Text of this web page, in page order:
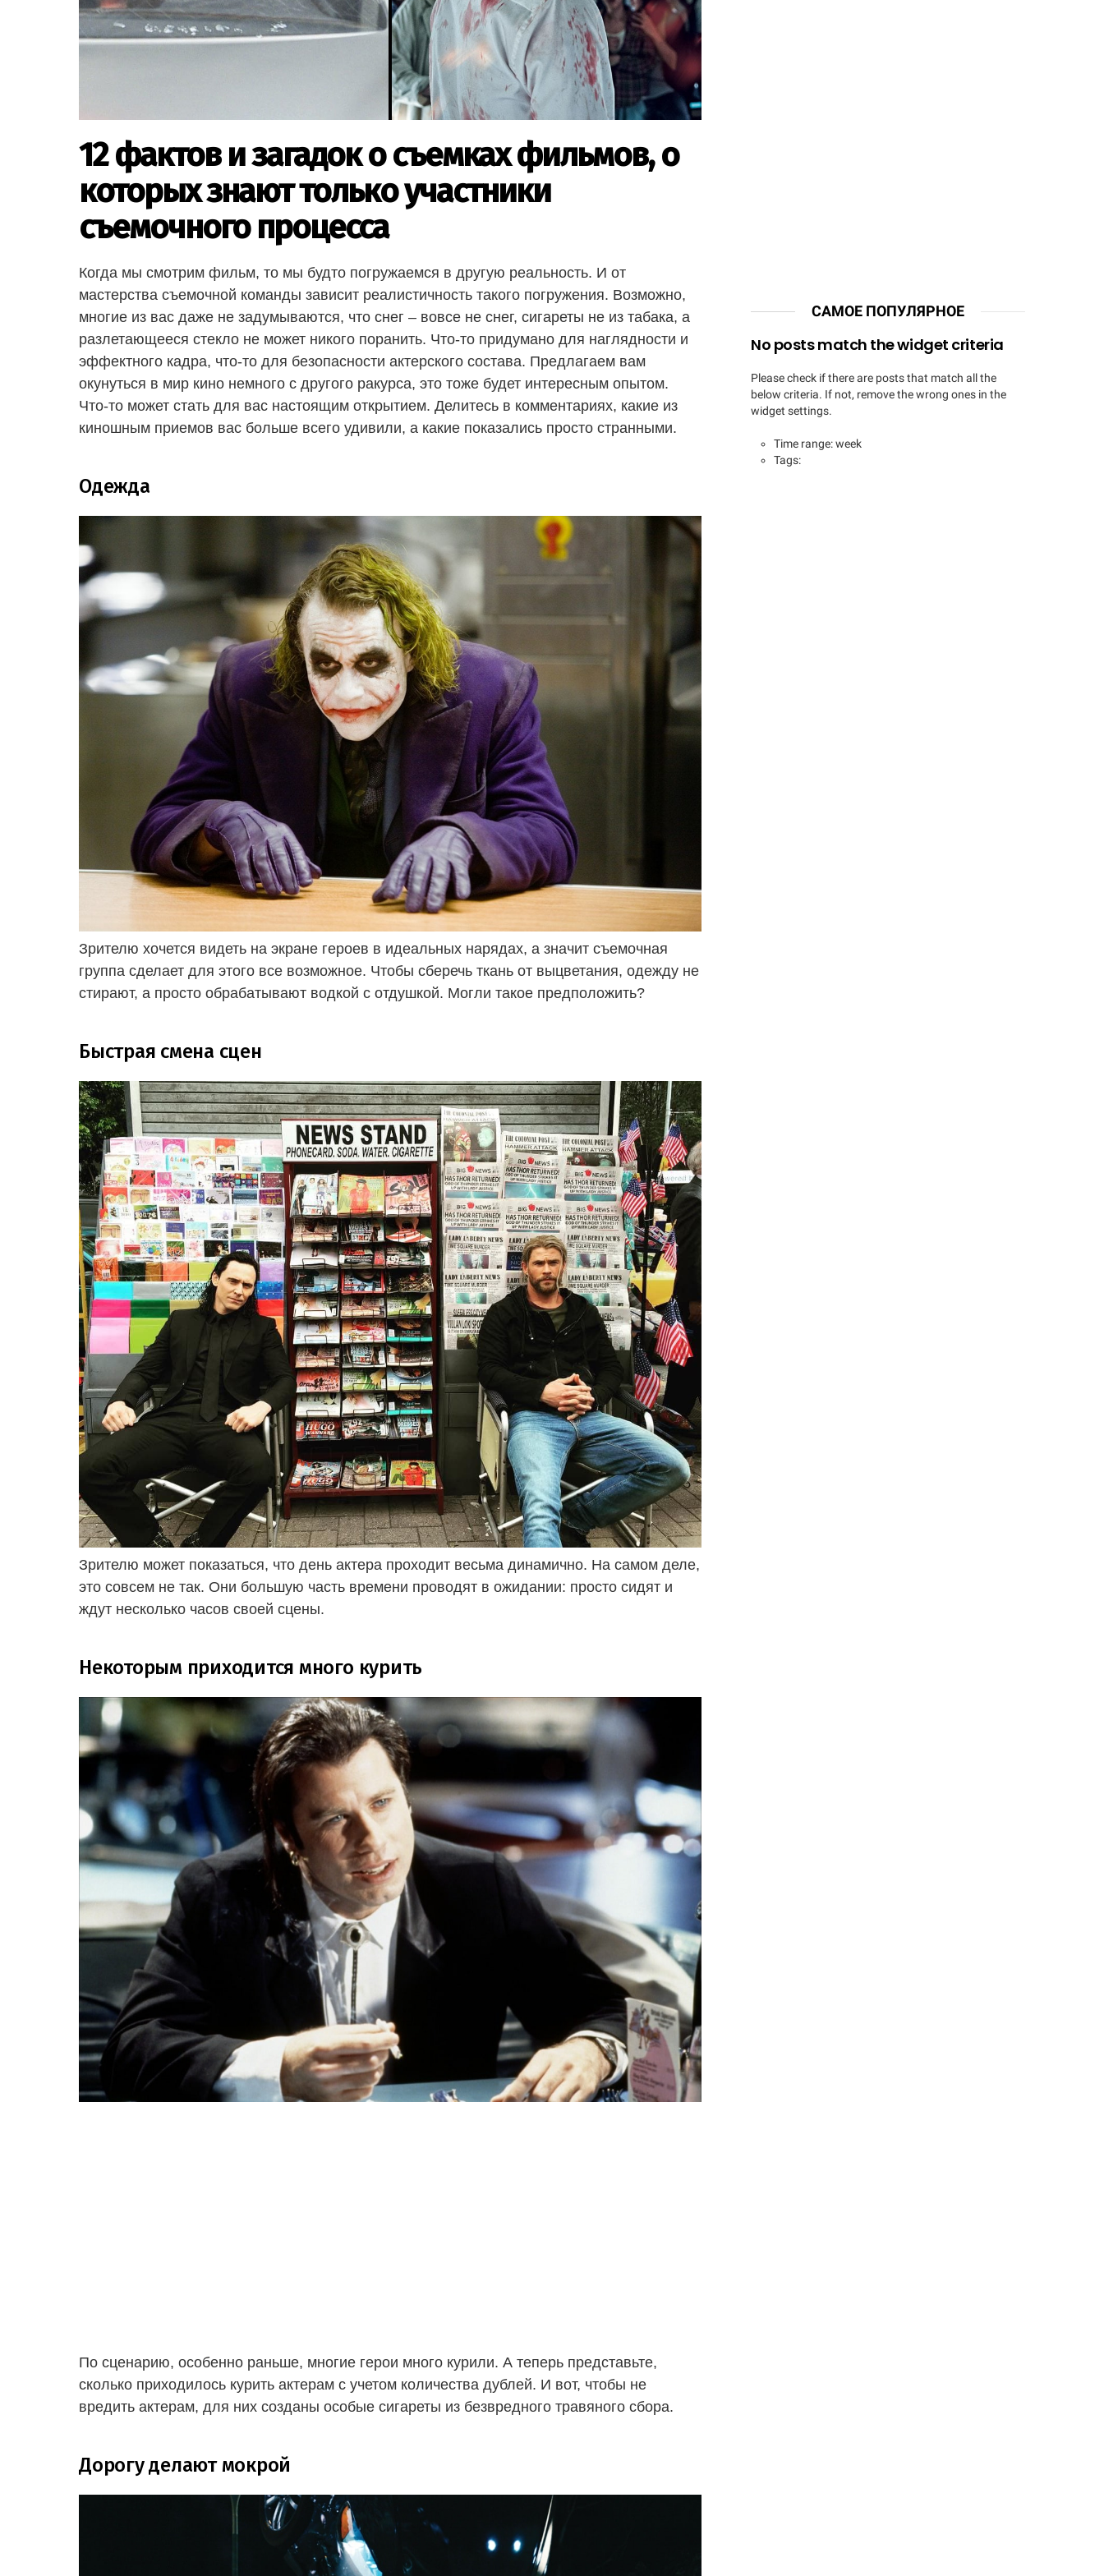
12 фактов и загадок о съемках фильмов, о
которых знают только участники
съемочного процесса
Когда мы смотрим фильм, то мы будто погружаемся в другую реальность. И от
мастерства съемочной команды зависит реалистичность такого погружения. Возможно,
многие из вас даже не задумываются, что снег – вовсе не снег, сигареты не из табака, а
разлетающееся стекло не может никого поранить. Что-то придумано для наглядности и
эффектного кадра, что-то для безопасности актерского состава. Предлагаем вам
окунуться в мир кино немного с другого ракурса, это тоже будет интересным опытом.
Что-то может стать для вас настоящим открытием. Делитесь в комментариях, какие из
киношным приемов вас больше всего удивили, а какие показались просто странными.
Одежда
Зрителю хочется видеть на экране героев в идеальных нарядах, а значит съемочная
группа сделает для этого все возможное. Чтобы сберечь ткань от выцветания, одежду не
стирают, а просто обрабатывают водкой с отдушкой. Могли такое предположить?
Быстрая смена сцен
Зрителю может показаться, что день актера проходит весьма динамично. На самом деле,
это совсем не так. Они большую часть времени проводят в ожидании: просто сидят и
ждут несколько часов своей сцены.
Некоторым приходится много курить
По сценарию, особенно раньше, многие герои много курили. А теперь представьте,
сколько приходилось курить актерам с учетом количества дублей. И вот, чтобы не
вредить актерам, для них созданы особые сигареты из безвредного травяного сбора.
Дорогу делают мокрой
САМОЕ ПОПУЛЯРНОЕ
No posts match the widget criteria
Please check if there are posts that match all the
below criteria. If not, remove the wrong ones in the
widget settings.
Time range: week
Tags: